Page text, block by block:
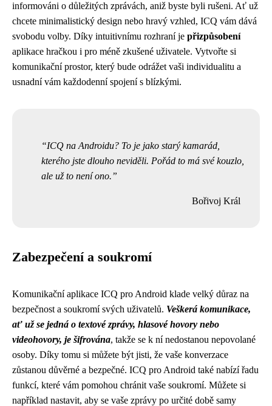
informováni o důležitých zprávách, aniž byste byli rušeni. Ať už
chcete minimalistický design nebo hravý vzhled, ICQ vám dává
svobodu volby. Díky intuitivnímu rozhraní je přizpůsobení
aplikace hračkou i pro méně zkušené uživatele. Vytvořte si
komunikační prostor, který bude odrážet vaši individualitu a
usnadní vám každodenní spojení s blízkými.
ICQ na Androidu? To je jako starý kamarád,
kterého jste dlouho neviděli. Pořád to má své kouzlo,
ale už to není ono.
Bořivoj Král
Zabezpečení a soukromí
Komunikační aplikace ICQ pro Android klade velký důraz na
bezpečnost a soukromí svých uživatelů. Veškerá komunikace,
ať už se jedná o textové zprávy, hlasové hovory nebo
videohovory, je šifrována, takže se k ní nedostanou nepovolané
osoby. Díky tomu si můžete být jisti, že vaše konverzace
zůstanou důvěrné a bezpečné. ICQ pro Android také nabízí řadu
funkcí, které vám pomohou chránit vaše soukromí. Můžete si
například nastavit, aby se vaše zprávy po určité době samy